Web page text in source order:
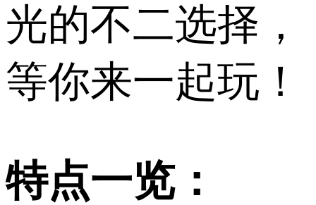
光的不二选择，
等你来一起玩！
特点一览：